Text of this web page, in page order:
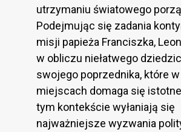
utrzymaniu światowego
Podejmując się zadania
misji papieża Franciszka,
w obliczu niełatwego
swojego poprzednika, które
miejscach domaga się
tym kontekście wyłaniają się
najważniejsze wyzwania